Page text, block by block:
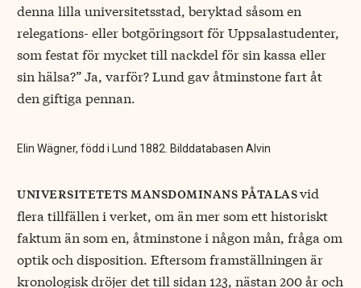
denna lilla universitetsstad, beryktad såsom en
relegations- eller botgöringsort för Uppsalastudenter,
som festat för mycket till nackdel för sin kassa eller
sin hälsa?” Ja, varför? Lund gav åtminstone fart åt
den giftiga pennan.
Elin Wägner, född i Lund 1882. Bilddatabasen Alvin
universitetets mansdominans påtalasvid
flera tillfällen i verket, om än mer som ett historiskt
faktum än som en, åtminstone i någon mån, fråga om
optik och disposition. Eftersom framställningen är
kronologisk dröjer det till sidan 123, nästan 200 år och